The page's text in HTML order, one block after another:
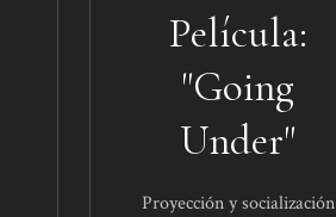
Película:
"Going
Under"
Proyección y socialización